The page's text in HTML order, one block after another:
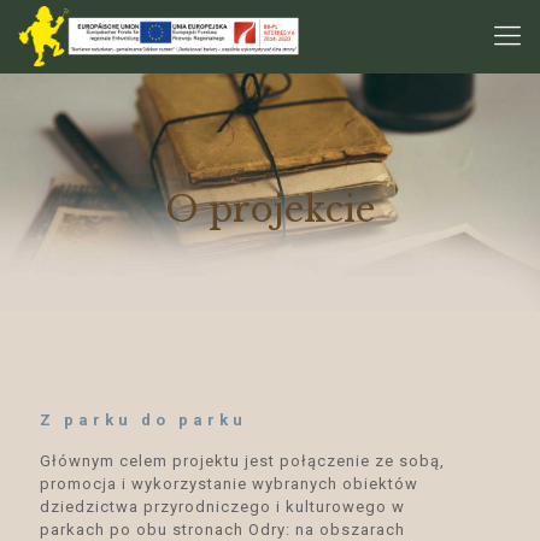
O projekcie
Z parku do parku
Głównym celem projektu jest połączenie ze sobą,
promocja i wykorzystanie wybranych obiektów
dziedzictwa przyrodniczego i kulturowego w
parkach po obu stronach Odry: na obszarach